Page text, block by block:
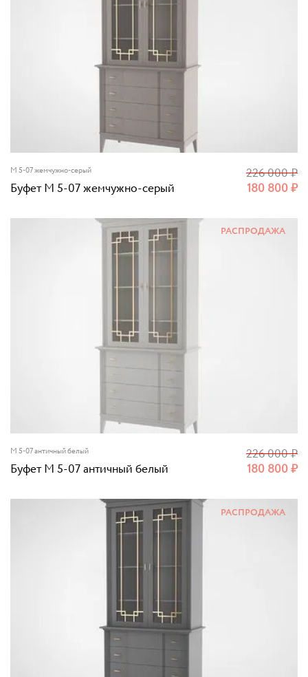
M 5-07 жемчужно-серый
Буфет M 5-07 жемчужно-серый 180 800₽
226 000₽
M 5-07 античный белый
Буфет M 5-07 античный белый 180 800₽
226 000₽
РАСПРОДАЖА
РАСПРОДАЖА